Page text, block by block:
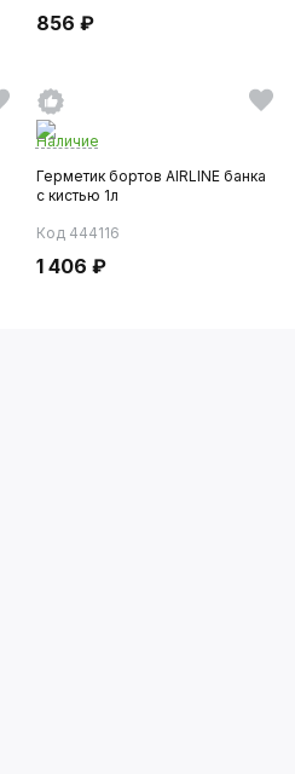
856 ₽
Наличие
Герметик бортов AIRLINE банка
с кистью 1л
Код 444116
1 406 ₽